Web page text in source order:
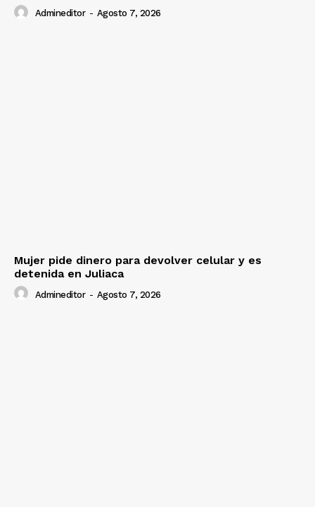
Admineditor - Agosto 7, 2026
Mujer pide dinero para devolver celular y es
detenida en Juliaca
Admineditor - Agosto 7, 2026